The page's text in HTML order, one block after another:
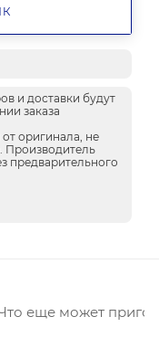
и доставки будут
заказа
оригинала, не
Производитель
предварительного
еще может